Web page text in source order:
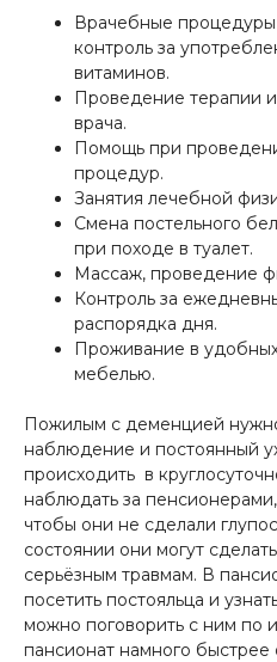
Врачебные процедуры
контроль за
витаминов.
Проведение терапии
врача.
Помощь при
процедур.
Занятия лечебной
Смена постельного
при походе в туалет.
Массаж, проведение
Контроль за
распорядка дня.
Проживание в
мебелью.
Пожилым с деменцией
наблюдение и постоянный
происходить в
наблюдать за
чтобы они не сделали
состоянии они могут
серьёзным травмам. В
посетить постояльца и
можно поговорить с ним по
пансионат намного быстрее